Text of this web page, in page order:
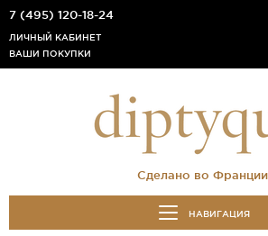
7 (495) 120-18-24
ЛИЧНЫЙ КАБИНЕТ
ВАШИ ПОКУПКИ
Сделано во Франции
НАВИГАЦИЯ